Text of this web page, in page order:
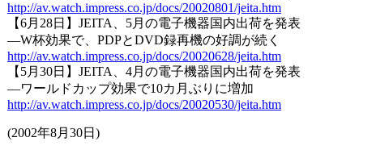
http://av.watch.impress.co.jp/docs/20020801/jeita.htm
【6月28日】JEITA、5月の電子機器国内出荷を発表
―W杯効果で、PDPとDVD録再機の好調が続く
http://av.watch.impress.co.jp/docs/20020628/jeita.htm
【5月30日】JEITA、4月の電子機器国内出荷を発表
―ワールドカップ効果で10カ月ぶりに増加
http://av.watch.impress.co.jp/docs/20020530/jeita.htm
(2002年8月30日)